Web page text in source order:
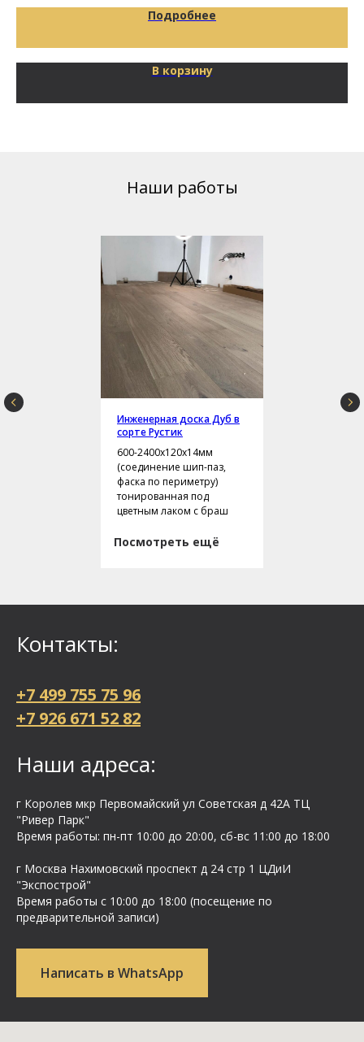
Подробнее
В корзину
Наши работы
Инженерная доска Дуб в
сорте Рустик
600-2400х120х14мм
(соединение шип-паз,
фаска по периметру)
тонированная под
цветным лаком с браш
Посмотреть ещё
Контакты:
+7 499 755 75 96
+7 926 671 52 82
Наши адреса:
г Королев мкр Первомайский ул Cоветская д 42А ТЦ
"Ривер Парк"
Время работы: пн-пт 10:00 до 20:00, сб-вс 11:00 до 18:00
г Москва Нахимовский проспект д 24 стр 1 ЦДиИ
"Экспострой"
Время работы с 10:00 до 18:00 (посещение по
предварительной записи)
Написать в WhatsApp